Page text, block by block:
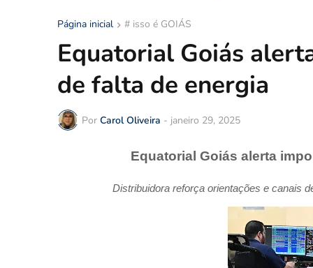
Página inicial # isso é GOIÁS
Equatorial Goiás
de falta de energia
Por Carol Oliveira - janeiro 29, 2025
Equatorial Goiás alerta
Distribuidora reforça orientações e canais